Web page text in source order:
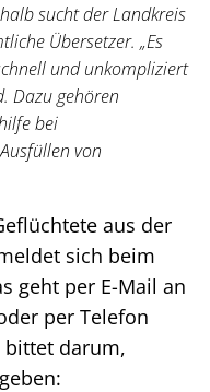
sucht der Landkreis
Übersetzer. „Es
und unkompliziert
Dazu gehören
bei
von
aus der
sich beim
geht per E-Mail an
per Telefon
bittet darum,